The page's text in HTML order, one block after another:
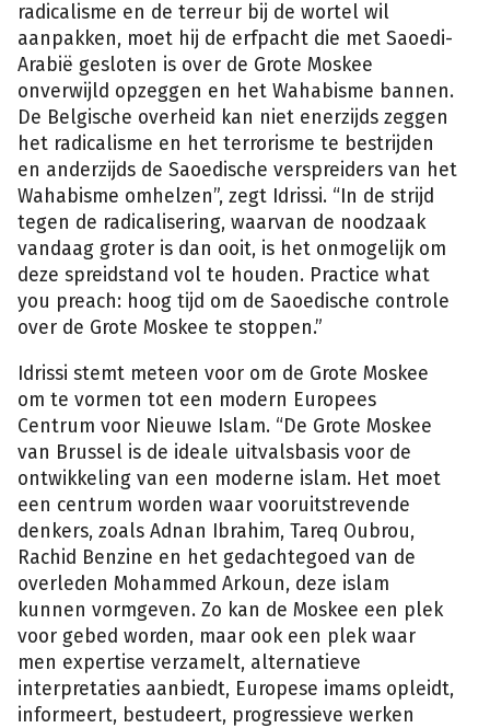
radicalisme en de terreur bij de wortel wil
aanpakken, moet hij de erfpacht die met Saoedi-
Arabië gesloten is over de Grote Moskee
onverwijld opzeggen en het Wahabisme bannen.
De Belgische overheid kan niet enerzijds zeggen
het radicalisme en het terrorisme te bestrijden
en anderzijds de Saoedische verspreiders van het
Wahabisme omhelzen”, zegt Idrissi. “In de strijd
tegen de radicalisering, waarvan de noodzaak
vandaag groter is dan ooit, is het onmogelijk om
deze spreidstand vol te houden. Practice what
you preach: hoog tijd om de Saoedische controle
over de Grote Moskee te stoppen.”
Idrissi stemt meteen voor om de Grote Moskee
om te vormen tot een modern Europees
Centrum voor Nieuwe Islam. “De Grote Moskee
van Brussel is de ideale uitvalsbasis voor de
ontwikkeling van een moderne islam. Het moet
een centrum worden waar vooruitstrevende
denkers, zoals Adnan Ibrahim, Tareq Oubrou,
Rachid Benzine en het gedachtegoed van de
overleden Mohammed Arkoun, deze islam
kunnen vormgeven. Zo kan de Moskee een plek
voor gebed worden, maar ook een plek waar
men expertise verzamelt, alternatieve
interpretaties aanbiedt, Europese imams opleidt,
informeert, bestudeert, progressieve werken